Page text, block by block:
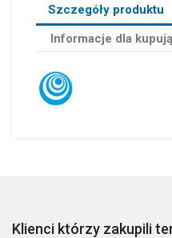
Szczegóły produktu
Informacje dla
Klienci którzy zakupili